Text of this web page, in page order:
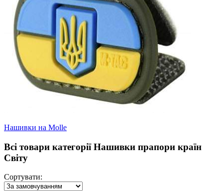
Нашивки на Molle
Всі товари категорії Нашивки прапори країн
Світу
Сортувати: